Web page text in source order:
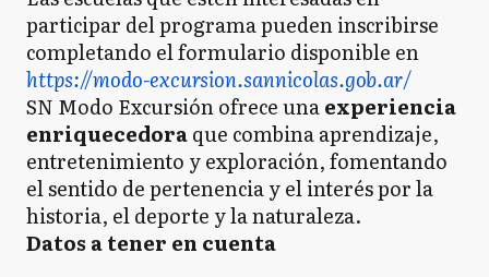
participar del programa pueden inscribirse
completando el formulario disponible en
https://modo-excursion.sannicolas.gob.ar/
SN Modo Excursión ofrece unaexperiencia
enriquecedoraque combina aprendizaje,
entretenimiento y exploración, fomentando
el sentido de pertenencia y el interés por la
historia, el deporte y la naturaleza.
Datos a tener en cuenta